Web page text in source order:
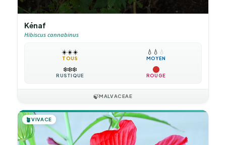
Kénaf
Hibiscus cannabinus
☀️☀️☀️
TOUS
💧 💧 💧
MOYEN
❄️❄️❄️
RUSTIQUE ROUGE
🍃MALVACEAE
🪴VIVACE